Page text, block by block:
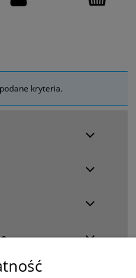
kryteria.